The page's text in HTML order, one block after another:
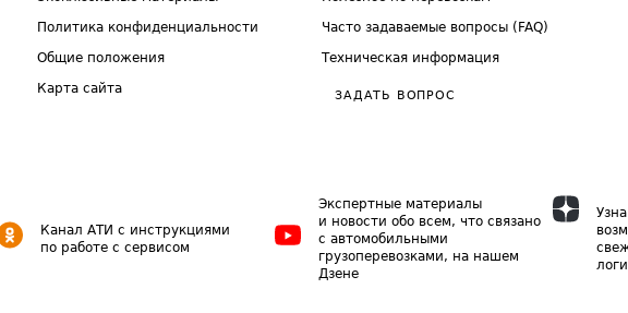
Политика конфиденциальности
Общие положения
Карта сайта
Часто задаваемые вопросы (FAQ)
Техническая информация
ЗАДАТЬ ВОПРОС
Канал АТИ с инструкциями
по работе с сервисом
Экспертные материалы
и новости обо всем, что связано
с автомобильными
грузоперевозками, на нашем
Дзене